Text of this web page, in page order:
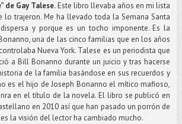
de Gay Talese.Este libro llevaba años en mi lista
lo trajeron. Me ha llevado toda la Semana Santa
y porque es un tocho imponente. Es la
una de las cinco familias que en los años
Nueva York. Talese es un periodista que
a Bill Bonanno durante un juicio y tras hacerse
de la familia basándose en sus recuerdos y
es el hijo de Joseph Bonanno el mítico mafioso,
en el título de la novela. El libro se publicó en
en 2010 así que han pasado un porrón de
la visión del lector ha cambiado mucho.